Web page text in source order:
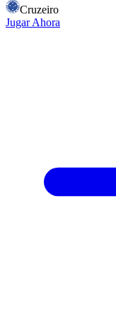
Cruzeiro
Jugar Ahora